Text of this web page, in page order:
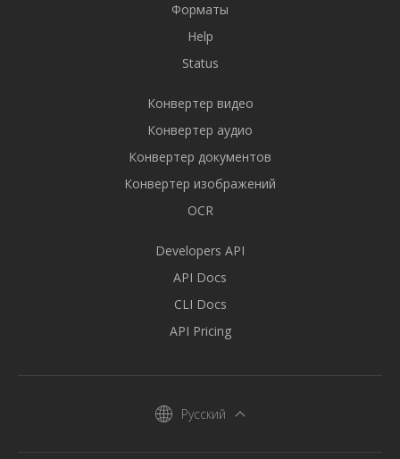
Форматы
Help
Status
Конвертер видео
Конвертер аудио
Конвертер документов
Конвертер изображений
OCR
Developers API
API Docs
CLI Docs
API Pricing
Русский